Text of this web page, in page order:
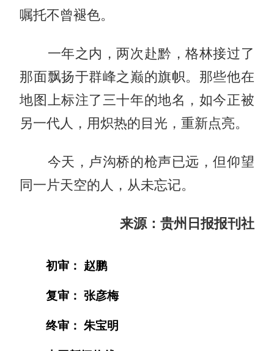
嘱托不曾褪色。
一年之内，两次赴黔，格林接过了
那面飘扬于群峰之巅的旗帜。那些他在
地图上标注了三十年的地名，如今正被
另一代人，用炽热的目光，重新点亮。
今天，卢沟桥的枪声已远，但仰望
同一片天空的人，从未忘记。
来源：贵州日报报刊社
初审： 赵鹏
复审： 张彦梅
终审： 朱宝明